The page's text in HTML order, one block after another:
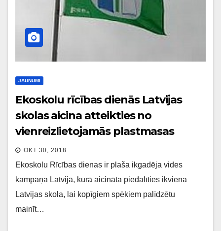
JAUNUMI
Ekoskolu rīcības dienās Latvijas
skolas aicina atteikties no
vienreizlietojamās plastmasas
OKT 30, 2018
Ekoskolu Rīcības dienas ir plaša ikgadēja vides
kampaņa Latvijā, kurā aicināta piedalīties ikviena
Latvijas skola, lai kopīgiem spēkiem palīdzētu
mainīt…